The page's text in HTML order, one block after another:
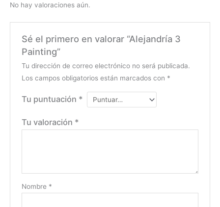
No hay valoraciones aún.
Sé el primero en valorar “Alejandría 3
Painting”
Tu dirección de correo electrónico no será publicada.
Los campos obligatorios están marcados con *
Tu puntuación *
Tu valoración *
Nombre *